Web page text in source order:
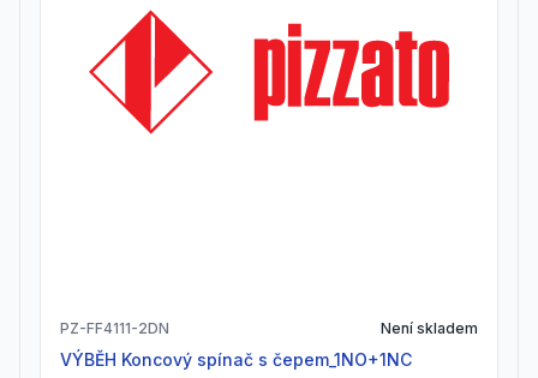
PZ-FF4111-2DN Není skladem
VÝBĚH Koncový spínač s čepem_1NO+1NC